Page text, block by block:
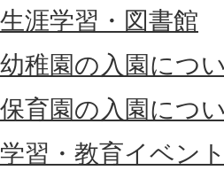
生涯学習・図書館
幼稚園の入園につ
保育園の入園につ
学習・教育イベント